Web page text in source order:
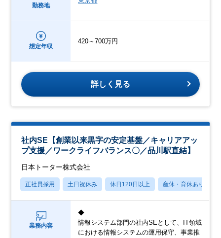
勤務地
想定年収
420～700万円
詳しく見る
社内SE【創業以来黒字の安定基盤／キャリアアッ
プ支援／ワークライフバランス〇／品川駅直結】
日本トーター株式会社
正社員採用 土日祝休み 休日120日以上 産休・育休あり
業務内容
◆
情報システム部門の社内SEとして、IT領域
における情報システムの運用保守、事業推